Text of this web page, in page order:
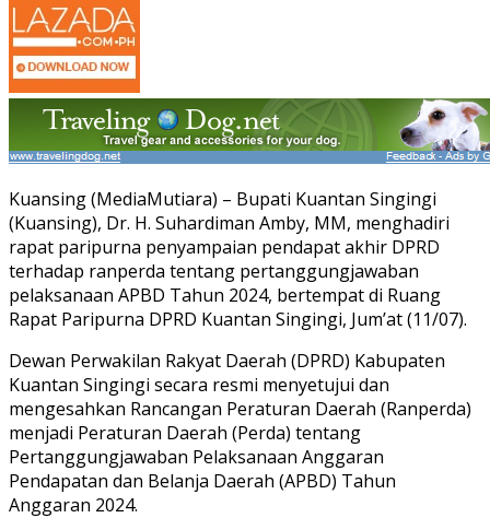
Kuansing (MediaMutiara) – Bupati Kuantan Singingi
(Kuansing), Dr. H. Suhardiman Amby, MM, menghadiri
rapat paripurna penyampaian pendapat akhir DPRD
terhadap ranperda tentang pertanggungjawaban
pelaksanaan APBD Tahun 2024, bertempat di Ruang
Rapat Paripurna DPRD Kuantan Singingi, Jum’at (11/07).
Dewan Perwakilan Rakyat Daerah (DPRD) Kabupaten
Kuantan Singingi secara resmi menyetujui dan
mengesahkan Rancangan Peraturan Daerah (Ranperda)
menjadi Peraturan Daerah (Perda) tentang
Pertanggungjawaban Pelaksanaan Anggaran
Pendapatan dan Belanja Daerah (APBD) Tahun
Anggaran 2024.